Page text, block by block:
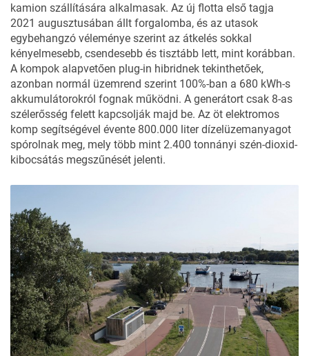
kamion szállítására alkalmasak. Az új flotta első tagja
2021 augusztusában állt forgalomba, és az utasok
egybehangzó véleménye szerint az átkelés sokkal
kényelmesebb, csendesebb és tisztább lett, mint korábban.
A kompok alapvetően plug-in hibridnek tekinthetőek,
azonban normál üzemrend szerint 100%-ban a 680 kWh-s
akkumulátorokról fognak működni. A generátort csak 8-as
szélerősség felett kapcsolják majd be. Az öt elektromos
komp segítségével évente 800.000 liter dízelüzemanyagot
spórolnak meg, mely több mint 2.400 tonnányi szén-dioxid-
kibocsátás megszűnését jelenti.